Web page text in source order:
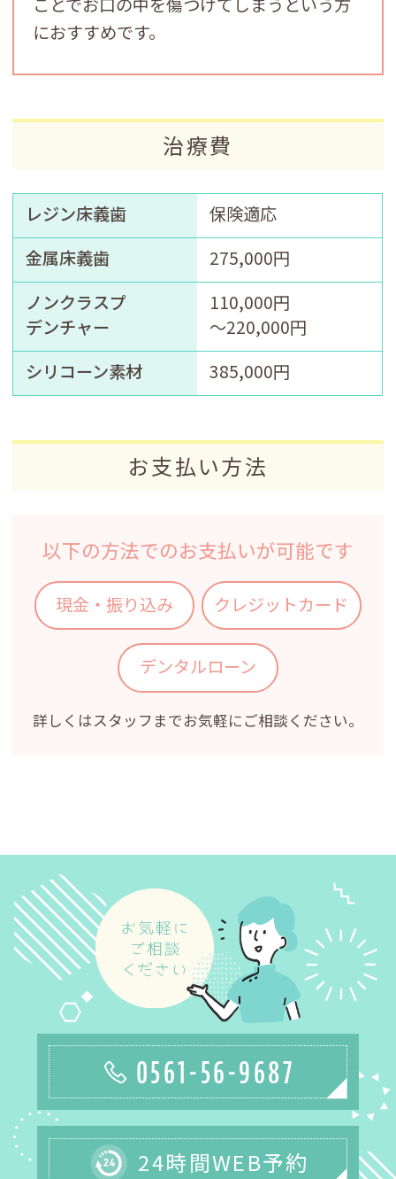
におすすめです。
治療費
レジン床義歯
保険適応
金属床義歯
275,000円
ノンクラスプ
デンチャー
110,000円
～220,000円
シリコーン素材
385,000円
お支払い方法
以下の方法でのお支払いが可能です
現金・振り込み クレジットカード
デンタルローン
詳しくはスタッフまでお気軽にご相談ください。
0561-56-9687
24時間WEB予約